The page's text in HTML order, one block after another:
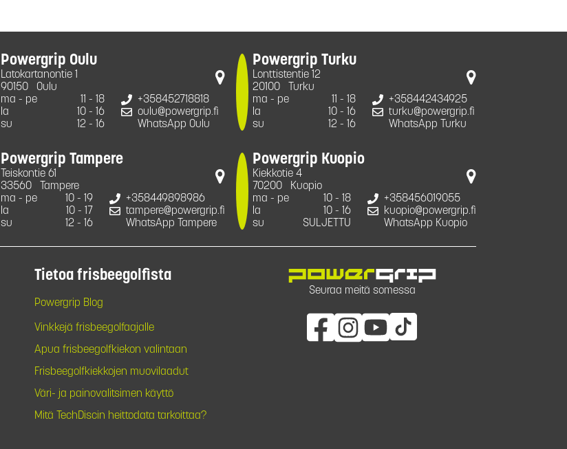
Powergrip Oulu
Latokartanontie 1
90150
Oulu
ma - pe
11 - 18
la
10 - 16
su
12 - 16
+358452718818
oulu@powergrip.fi
WhatsApp Oulu
Powergrip Turku
Lonttistentie 12
20100
Turku
ma - pe
11 - 18
la
10 - 16
su
12 - 16
+358442434925
turku@powergrip.fi
WhatsApp Turku
Powergrip Tampere
Teiskontie 61
33560
Tampere
ma - pe
10 - 19
la
10 - 17
su
12 - 16
+358449898986
tampere@powergrip.fi
WhatsApp Tampere
Powergrip Kuopio
Kiekkotie 4
70200
Kuopio
ma - pe
10 - 18
la
10 - 16
su
SULJETTU
+358456019055
kuopio@powergrip.fi
WhatsApp Kuopio
Tietoa frisbeegolfista
Powergrip Blog
Vinkkejä frisbeegolfaajalle
Apua frisbeegolfkiekon valintaan
Frisbeegolfkiekkojen muovilaadut
Väri- ja painovalitsimen käyttö
Mitä TechDiscin heittodata tarkoittaa?
Seuraa meitä somessa